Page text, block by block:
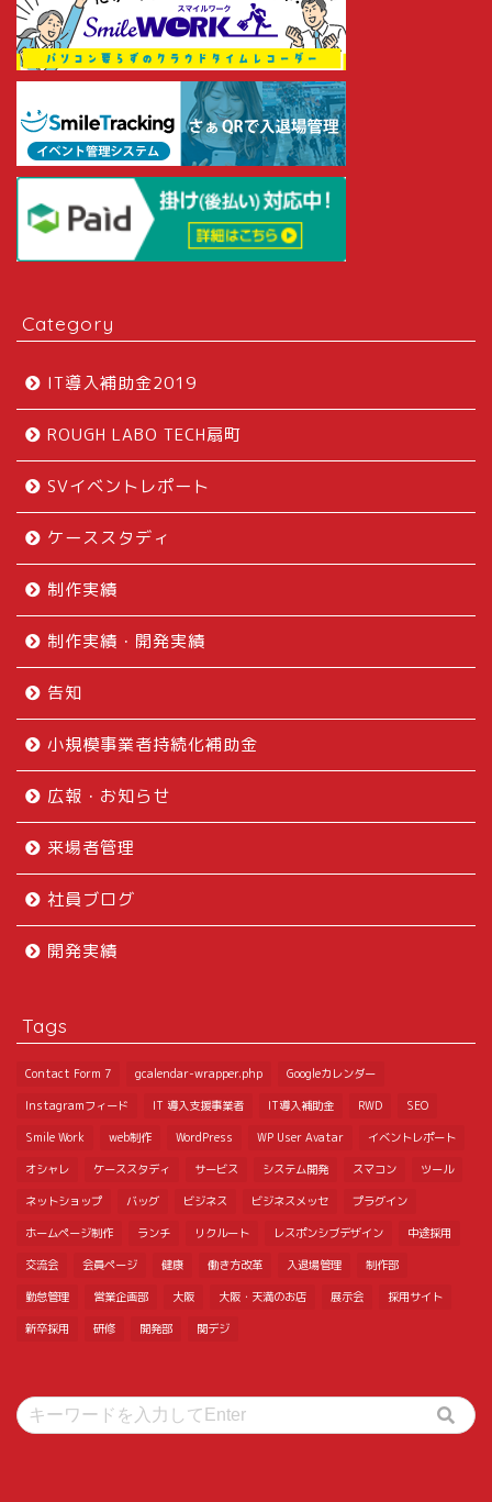
Category
IT導入補助金2019
ROUGH LABO TECH扇町
SVイベントレポート
ケーススタディ
制作実績
制作実績・開発実績
告知
小規模事業者持続化補助金
広報・お知らせ
来場者管理
社員ブログ
開発実績
Tags
Contact Form 7 gcalendar-wrapper.php Googleカレンダー
Instagramフィード IT 導入支援事業者 IT導入補助金 RWD SEO
Smile Work web制作 WordPress WP User Avatar イベントレポート
オシャレ ケーススタディ サービス システム開発 スマコン ツール
ネットショップ バッグ ビジネス ビジネスメッセ プラグイン
ホームページ制作 ランチ リクルート レスポンシブデザイン 中途採用
交流会 会員ページ 健康 働き方改革 入退場管理 制作部
勤怠管理 営業企画部 大阪 大阪・天満のお店 展示会 採用サイト
新卒採用 研修 開発部 関デジ